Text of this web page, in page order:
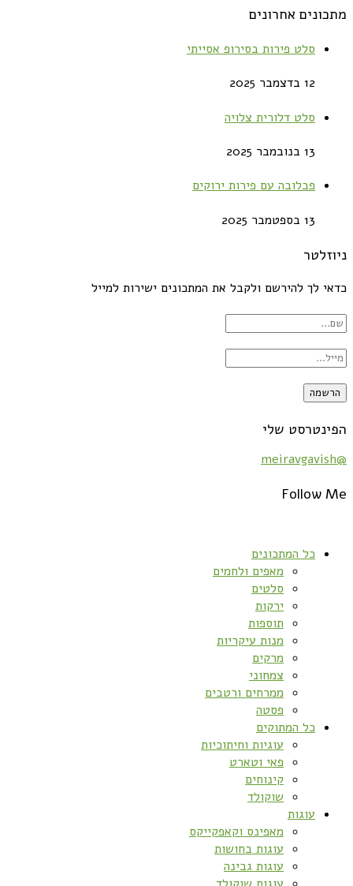
מתכונים אחרונים
סלט פירות בסירופ אסייתי
12 בדצמבר 2025
סלט דלורית צלויה
13 בנובמבר 2025
פבלובה עם פירות ירוקים
13 בספטמבר 2025
ניוזלטר
כדאי לך להירשם ולקבל את המתכונים ישירות למייל
הפינטרסט שלי
@meiravgavish
Follow Me
כל המתכונים
מאפים ולחמים
סלטים
ירקות
תוספות
מנות עיקריות
מרקים
צמחוני
ממרחים ורטבים
פסטה
כל המתוקים
עוגיות וחיתוכיות
פאי וטארט
קינוחים
שוקולד
עוגות
מאפינס וקאפקייקס
עוגות בחושות
עוגות גבינה